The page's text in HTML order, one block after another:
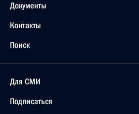
Документы
Контакты
Поиск
Для СМИ
Подписаться